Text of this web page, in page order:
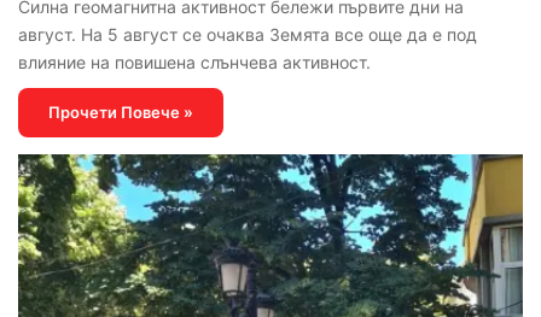
Силна геомагнитна активност бележи първите дни на
август. На 5 август се очаква Земята все още да е под
влияние на повишена слънчева активност.
Прочети Повече »